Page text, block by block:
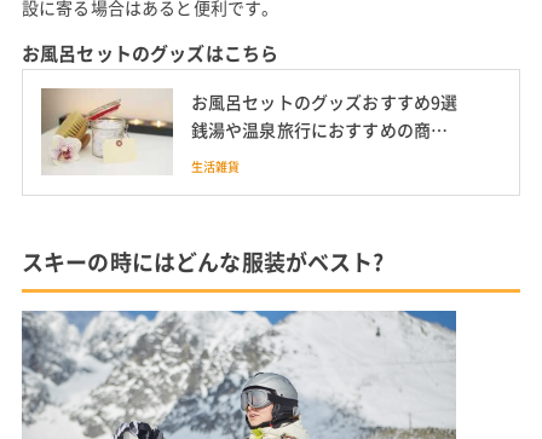
設に寄る場合はあると便利です。
お風呂セットのグッズはこちら
お風呂セットのグッズおすすめ9選
銭湯や温泉旅行におすすめの商品
も
生活雑貨
スキーの時にはどんな服装がベスト?